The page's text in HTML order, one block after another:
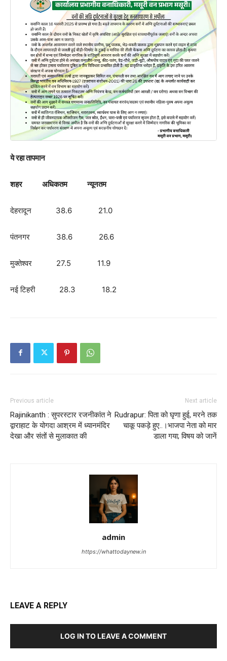
ये रहा तापमान
शहर अधिकतम न्यूनतम
देहरादून 38.6 21.0
पंतनगर 38.6 26.6
मुक्तेश्वर 27.5 11.9
नई टिहरी 28.3 18.2
Previous article
Rajinikanth : सुपरस्टार रजनीकांत ने
द्वाराहाट के योगदा आश्रम में ध्यानमंदिर
देखा और संतों से मुलाकात की
Next article
Rudrapur: पिता को घृणा हुई, मरने तक
चाकू पकड़े हुए..।भाजपा नेता को मार
डाला गया; विषय को जानें
admin
https://whattodaynew.in
LEAVE A REPLY
LOG IN TO LEAVE A COMMENT